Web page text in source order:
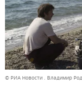
© РИА Новости . Владимир